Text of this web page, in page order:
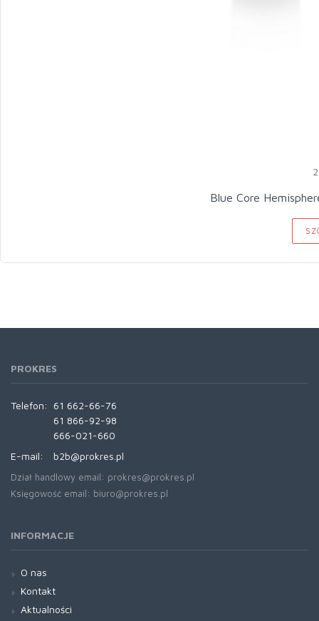
Blue Core
PROKRES
Telefon:
61 662-66-76
61 866-92-98
666-021-660
E-mail:
b2b@prokres.pl
Dział handlowy email: prokres@prokres.pl
Księgowość email: biuro@prokres.pl
INFORMACJE
O nas
Kontakt
Aktualności